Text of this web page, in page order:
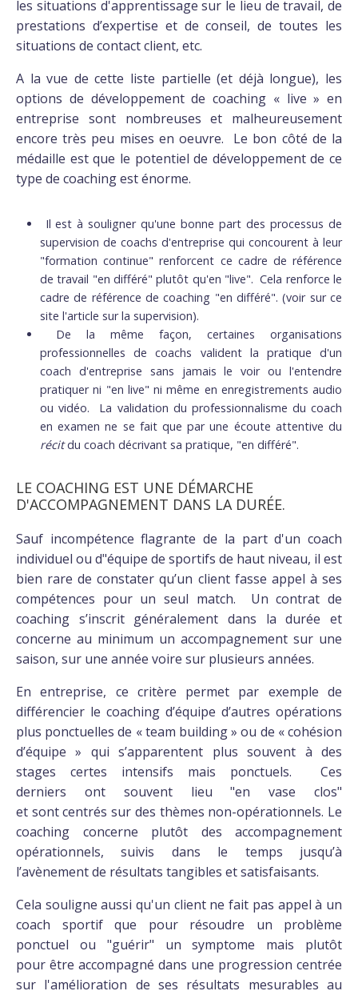
les situations d'apprentissage sur le lieu de travail, de
prestations d’expertise et de conseil, de toutes les
situations de contact client, etc.
A la vue de cette liste partielle (et déjà longue), les
options de développement de coaching « live » en
entreprise sont nombreuses et malheureusement
encore très peu mises en oeuvre. Le bon côté de la
médaille est que le potentiel de développement de ce
type de coaching est énorme.
Il est à souligner qu'une bonne part des processus de
supervision de coachs d'entreprise qui concourent à leur
"formation continue" renforcent ce cadre de référence
de travail "en différé" plutôt qu'en "live". Cela renforce le
cadre de référence de coaching "en différé". (voir sur ce
site l'article sur la supervision).
De la même façon, certaines organisations
professionnelles de coachs valident la pratique d'un
coach d'entreprise sans jamais le voir ou l'entendre
pratiquer ni "en live" ni même en enregistrements audio
ou vidéo. La validation du professionnalisme du coach
en examen ne se fait que par une écoute attentive du
récitdu coach décrivant sa pratique, "en différé".
LE COACHING EST UNE DÉMARCHE
D'ACCOMPAGNEMENT DANS LA DURÉE.
Sauf incompétence flagrante de la part d'un coach
individuel ou d"équipe de sportifs de haut niveau, il est
bien rare de constater qu’un client fasse appel à ses
compétences pour un seul match. Un contrat de
coaching s’inscrit généralement dans la durée et
concerne au minimum un accompagnement sur une
saison, sur une année voire sur plusieurs années.
En entreprise, ce critère permet par exemple de
différencier le coaching d’équipe d’autres opérations
plus ponctuelles de « team building » ou de « cohésion
d’équipe » qui s’apparentent plus souvent à des
stages certes intensifs mais ponctuels. Ces
derniers ont souvent lieu "en vase clos"
et sont centrés sur des thèmes non-opérationnels. Le
coaching concerne plutôt des accompagnement
opérationnels, suivis dans le temps jusqu’à
l’avènement de résultats tangibles et satisfaisants.
Cela souligne aussi qu'un client ne fait pas appel à un
coach sportif que pour résoudre un problème
ponctuel ou "guérir" un symptome mais plutôt
pour être accompagné dans une progression centrée
sur l'amélioration de ses résultats mesurables au